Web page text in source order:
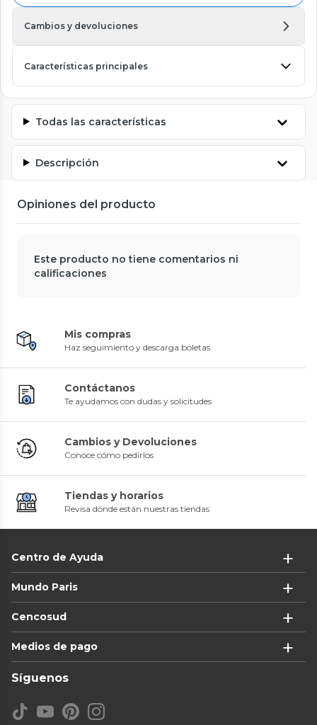
Cambios y devoluciones
Características principales
Todas las características
Descripción
Opiniones del producto
Este producto no tiene comentarios ni
calificaciones
Mis compras
Haz seguimiento y descarga boletas
Contáctanos
Te ayudamos con dudas y solicitudes
Cambios y Devoluciones
Conoce cómo pedirlos
Tiendas y horarios
Revisa dónde están nuestras tiendas
Centro de Ayuda
Mundo Paris
Cencosud
Medios de pago
Síguenos